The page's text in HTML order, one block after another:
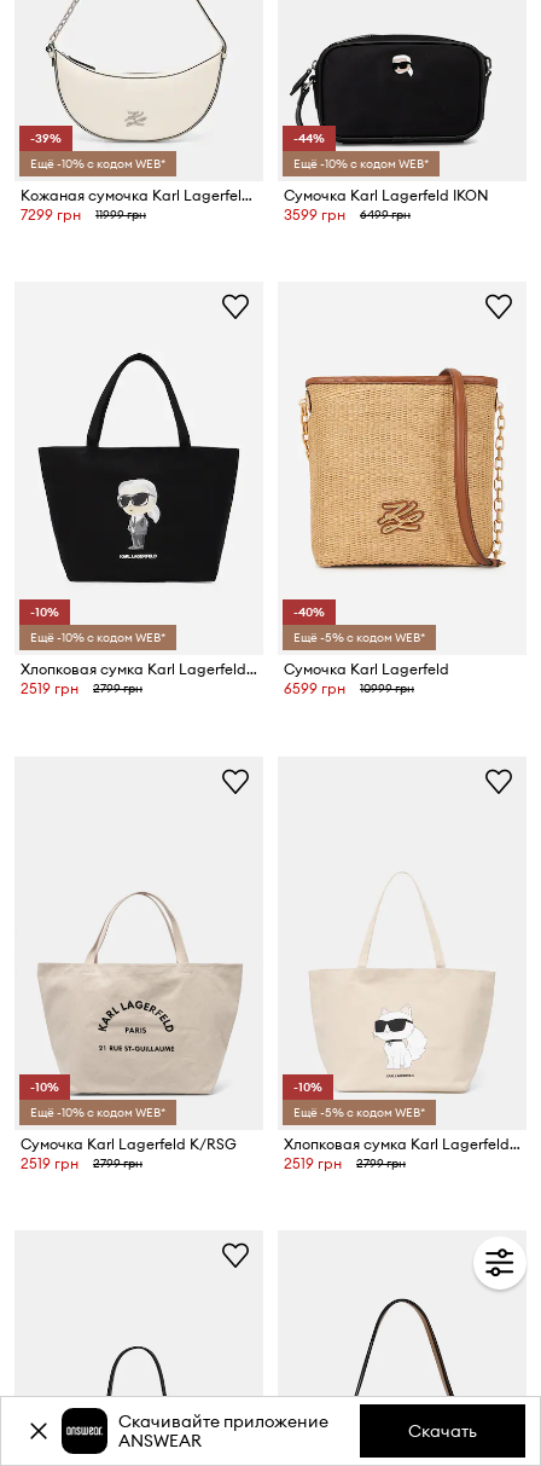
-39%
Ещё -10% с кодом WEB*
Кожаная сумочка Karl Lagerfeld K/AUTOGRAPH
7299 грн
11999 грн
-44%
Ещё -10% с кодом WEB*
Сумочка Karl Lagerfeld IKON
3599 грн
6499 грн
-10%
Ещё -10% с кодом WEB*
Хлопковая сумка Karl Lagerfeld IKON
2519 грн
2799 грн
-40%
Ещё -5% с кодом WEB*
Сумочка Karl Lagerfeld
6599 грн
10999 грн
-10%
Ещё -10% с кодом WEB*
Сумочка Karl Lagerfeld K/RSG
2519 грн
2799 грн
-10%
Ещё -5% с кодом WEB*
Хлопковая сумка Karl Lagerfeld IKON
2519 грн
2799 грн
Скачивайте приложение
ANSWEAR
Скачать